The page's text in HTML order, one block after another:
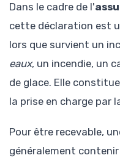
Dans le cadre de l'
cette déclaration est
lors que survient un
eaux, un incendie, un
de glace. Elle
la prise en charge par
Pour être recevable,
généralement contenir